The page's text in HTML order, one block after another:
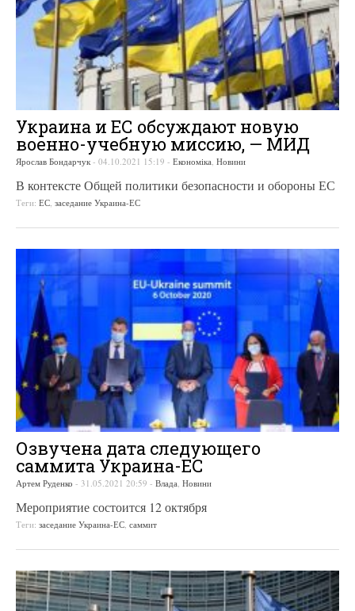
Украина и ЕС обсуждают новую
военно-учебную миссию, — МИД
Ярослав Бондарчук - 04.10.2021 15:19 - Економіка, Новини
В контексте Общей политики безопасности и обороны ЕС
Теги: ЕС, заседание Украина-ЕС
Озвучена дата следующего
саммита Украина-ЕС
Артем Руденко - 31.05.2021 20:59 - Влада Новини
Мероприятие состоится 12 октября
Теги: заседание Украина-ЕС саммит